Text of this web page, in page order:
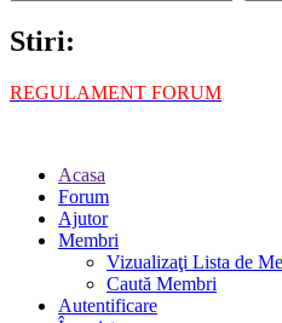
Stiri:
REGULAMENT FORUM
Acasa
Forum
Ajutor
Membri
Vizualizaţi Lista de
Caută Membri
Autentificare